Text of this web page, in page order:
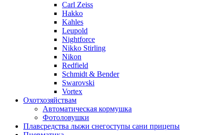
Carl Zeiss
Hakko
Kahles
Leupold
Nightforce
Nikko Stirling
Nikon
Redfield
Schmidt & Bender
Swarovski
Vortex
Охотхозяйствам
Автоматическая кормушка
Фотоловушки
Плавсредства лыжи снегоступы сани прицепы